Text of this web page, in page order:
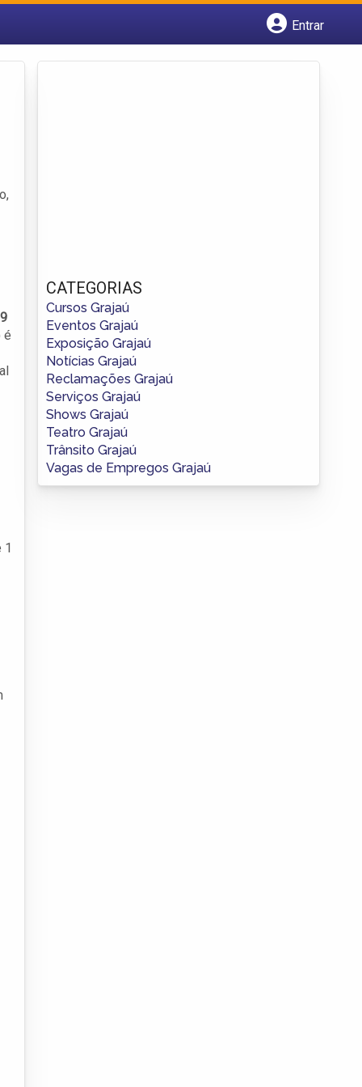
Entrar
é
1
CATEGORIAS
Cursos Grajaú
Eventos Grajaú
Exposição Grajaú
Notícias Grajaú
Reclamações Grajaú
Serviços Grajaú
Shows Grajaú
Teatro Grajaú
Trânsito Grajaú
Vagas de Empregos Grajaú